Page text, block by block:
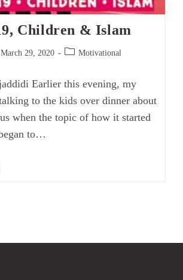
Children & Islam
March 29, 2020
PostMotivational
Earlier this evening, my
to the kids over dinner about
when the topic of how it started
to…